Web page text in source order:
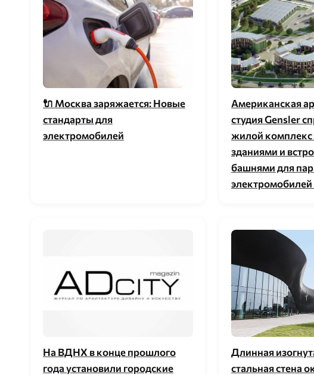
🔌 Москва заряжается: Новые
стандарты для
электромобилей
Американская
студия Gensler
жилой комплекс
зданиями и
башнями для
На ВДНХ в конце прошлого
года установили городские
Длинная
стальная стена